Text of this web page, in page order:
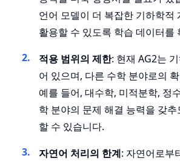
언어 모델이 더 복잡한 기하학적
활용할 수 있도록 학습 데이터를
적용 범위의 제한: 현재 AG2는
어 있으며, 다른 수학 분야로의
예를 들어, 대수학, 미적분학, 정
학 분야의 문제 해결 능력을 갖
할 수 있습니다.
자연어 처리의 한계: 자연어로부